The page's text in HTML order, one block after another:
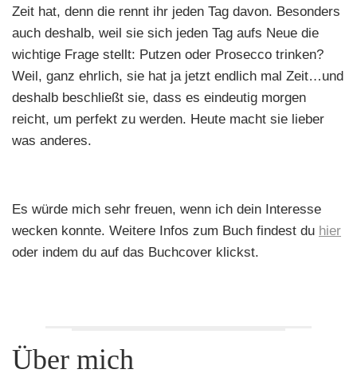
Zeit hat, denn die rennt ihr jeden Tag davon. Besonders
auch deshalb, weil sie sich jeden Tag aufs Neue die
wichtige Frage stellt: Putzen oder Prosecco trinken?
Weil, ganz ehrlich, sie hat ja jetzt endlich mal Zeit…und
deshalb beschließt sie, dass es eindeutig morgen
reicht, um perfekt zu werden. Heute macht sie lieber
was anderes.
Es würde mich sehr freuen, wenn ich dein Interesse
wecken konnte. Weitere Infos zum Buch findest du hier
oder indem du auf das Buchcover klickst.
Über mich